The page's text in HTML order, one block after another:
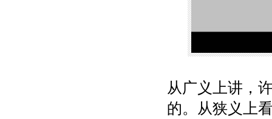
从广义上讲，
的。从狭义上